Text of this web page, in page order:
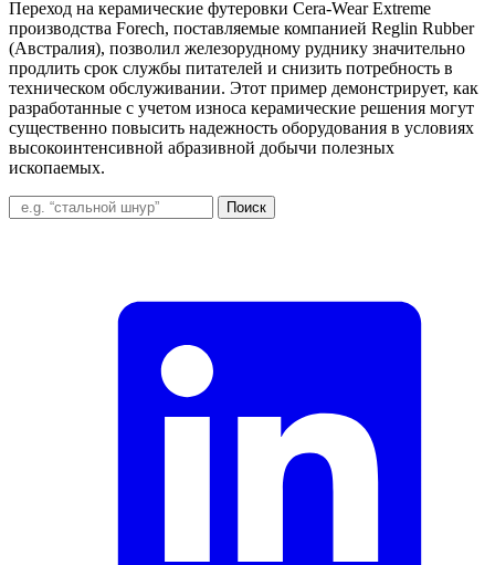
Переход на керамические футеровки Cera-Wear Extreme
производства Forech, поставляемые компанией Reglin Rubber
(Австралия), позволил железорудному руднику значительно
продлить срок службы питателей и снизить потребность в
техническом обслуживании. Этот пример демонстрирует, как
разработанные с учетом износа керамические решения могут
существенно повысить надежность оборудования в условиях
высокоинтенсивной абразивной добычи полезных
ископаемых.
Поиск